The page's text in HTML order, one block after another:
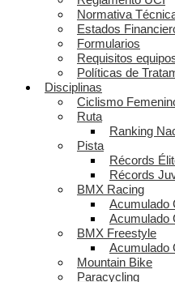
Normativa
Estados
Formularios
Requisitos
Políticas de
Disciplinas
Ciclismo
Ruta
Ranking
Pista
Récords
Récords
BMX Racing
Acumulado
Acumulado
BMX Freestyle
Acumulado
Mountain Bike
Paracycling